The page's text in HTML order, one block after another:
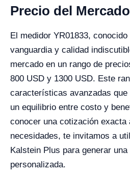
Precio del Mercado
El medidor YR01833,
vanguardia y calidad
mercado en un rango de
800 USD y 1300 USD. Este
características avanzadas
un equilibrio entre costo y
conocer una cotización exacta
necesidades, te invitamos a
Kalstein Plus para generar
personalizada.